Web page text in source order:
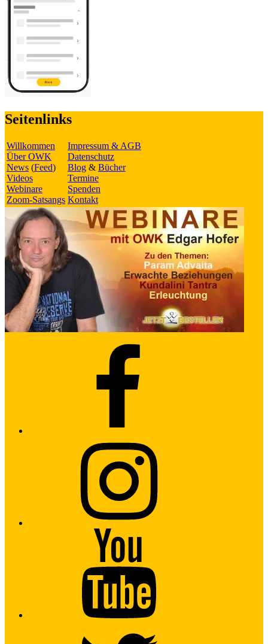
Seitenlinks
Willkommen
Über OWK
News (Feed)
Videos
Webinare
Zoom-Satsangs
Impressum & AGB
Datenschutz
Blog & Bücher
Termine
Spenden
Kontakt